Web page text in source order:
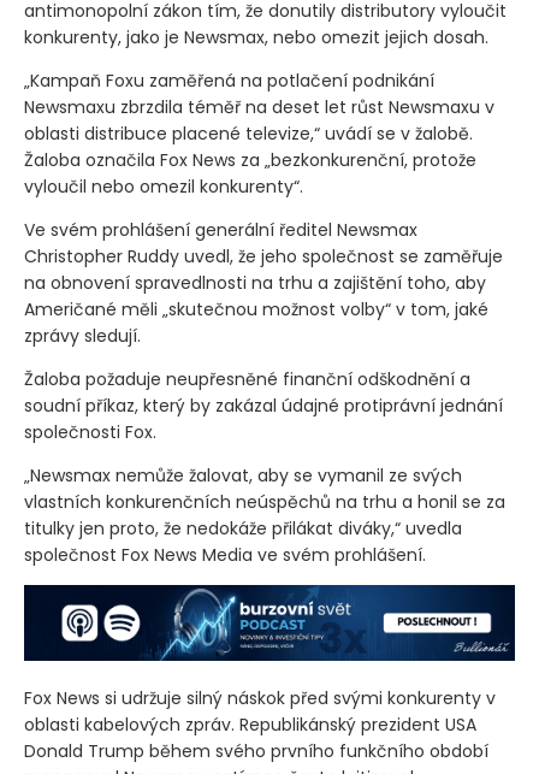
antimonopolní zákon tím, že donutily distributory vyloučit
konkurenty, jako je Newsmax, nebo omezit jejich dosah.
„Kampaň Foxu zaměřená na potlačení podnikání
Newsmaxu zbrzdila téměř na deset let růst Newsmaxu v
oblasti distribuce placené televize,“ uvádí se v žalobě.
Žaloba označila Fox News za „bezkonkurenční, protože
vyloučil nebo omezil konkurenty“.
Ve svém prohlášení generální ředitel Newsmax
Christopher Ruddy uvedl, že jeho společnost se zaměřuje
na obnovení spravedlnosti na trhu a zajištění toho, aby
Američané měli „skutečnou možnost volby“ v tom, jaké
zprávy sledují.
Žaloba požaduje neupřesněné finanční odškodnění a
soudní příkaz, který by zakázal údajné protiprávní jednání
společnosti Fox.
„Newsmax nemůže žalovat, aby se vymanil ze svých
vlastních konkurenčních neúspěchů na trhu a honil se za
titulky jen proto, že nedokáže přilákat diváky,“ uvedla
společnost Fox News Media ve svém prohlášení.
Fox News si udržuje silný náskok před svými konkurenty v
oblasti kabelových zpráv. Republikánský prezident USA
Donald Trump během svého prvního funkčního období